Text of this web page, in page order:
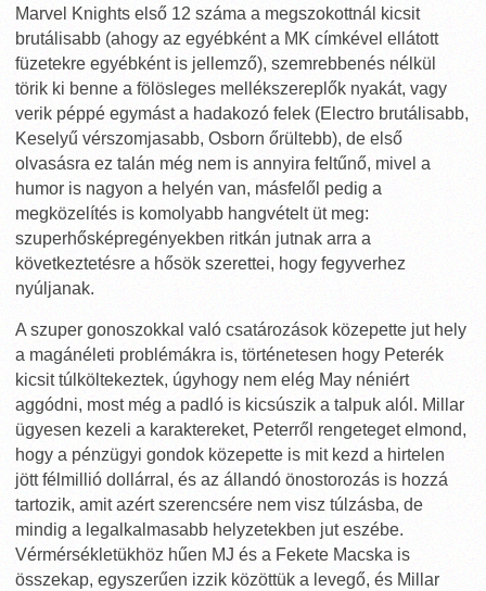
Marvel Knights első 12 száma a megszokottnál kicsit
brutálisabb (ahogy az egyébként a MK címkével ellátott
füzetekre egyébként is jellemző), szemrebbenés nélkül
törik ki benne a fölösleges mellékszereplők nyakát, vagy
verik péppé egymást a hadakozó felek (Electro brutálisabb,
Keselyű vérszomjasabb, Osborn őrültebb), de első
olvasásra ez talán még nem is annyira feltűnő, mivel a
humor is nagyon a helyén van, másfelől pedig a
megközelítés is komolyabb hangvételt üt meg:
szuperhősképregényekben ritkán jutnak arra a
következtetésre a hősök szerettei, hogy fegyverhez
nyúljanak.
A szuper gonoszokkal való csatározások közepette jut hely
a magánéleti problémákra is, történetesen hogy Peterék
kicsit túlköltekeztek, úgyhogy nem elég May néniért
aggódni, most még a padló is kicsúszik a talpuk alól. Millar
ügyesen kezeli a karaktereket, Peterről rengeteget elmond,
hogy a pénzügyi gondok közepette is mit kezd a hirtelen
jött félmillió dollárral, és az állandó önostorozás is hozzá
tartozik, amit azért szerencsére nem visz túlzásba, de
mindig a legalkalmasabb helyzetekben jut eszébe.
Vérmérsékletükhöz hűen MJ és a Fekete Macska is
összekap, egyszerűen izzik közöttük a levegő, és Millar